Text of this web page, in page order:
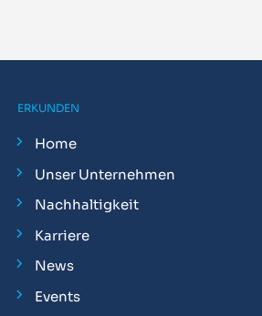
ERKUNDEN
Home
Unser Unternehmen
Nachhaltigkeit
Karriere
News
Events